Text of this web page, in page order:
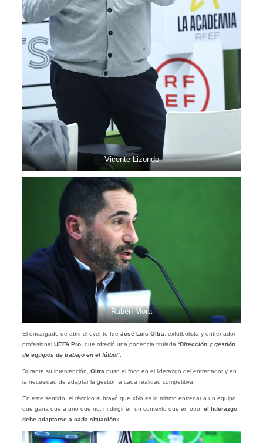
Vicente Lizondo
Rubén Mora
El encargado de abrir el evento fue José Luis Oltra , exfutbolista y entrenador
profesional UEFA Pro, que ofreció una ponencia titulada ‘Dirección y gestión
de equipos de trabajo en el fútbol’.
Durante su intervención, Oltra puso el foco en el liderazgo del entrenador y en
la necesidad de adaptar la gestión a cada realidad competitiva.
En este sentido, el técnico subrayó que «No es lo mismo entrenar a un equipo
que gana que a uno que no, ni dirigir en un contexto que en otro; el liderazgo
debe adaptarse a cada situación».